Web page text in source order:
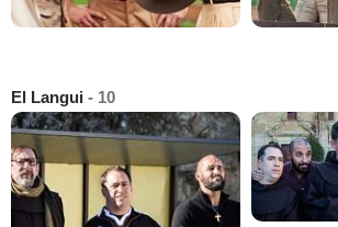
El Langui - 10